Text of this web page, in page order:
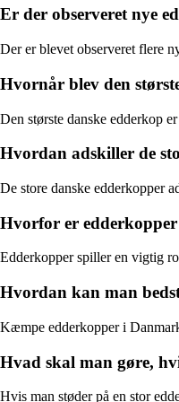
Er der observeret nye
Der er blevet observeret flere
Hvornår blev den
Den største danske edderkop
Hvordan adskiller de
De store danske edderkopper
Hvorfor er
Edderkopper spiller en vigtig
Hvordan kan man
Kæmpe edderkopper i
Hvad skal man gøre,
Hvis man støder på en stor